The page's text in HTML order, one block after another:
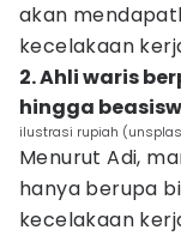
akan
kecelakaan
2. Ahli waris
hingga
ilustrasi rupiah
Menurut Adi,
hanya berupa
kecelakaan